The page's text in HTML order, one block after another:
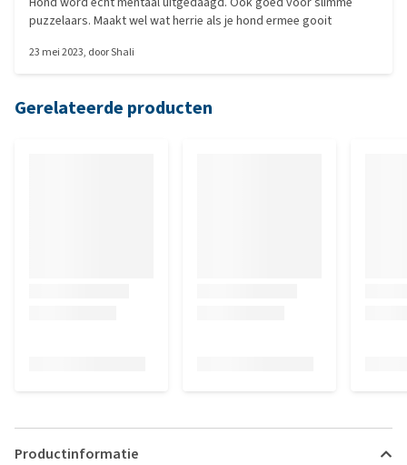
puzzelaars. Maakt wel wat herrie als je hond ermee gooit
23 mei 2023, doorShali
Gerelateerde producten
Productinformatie